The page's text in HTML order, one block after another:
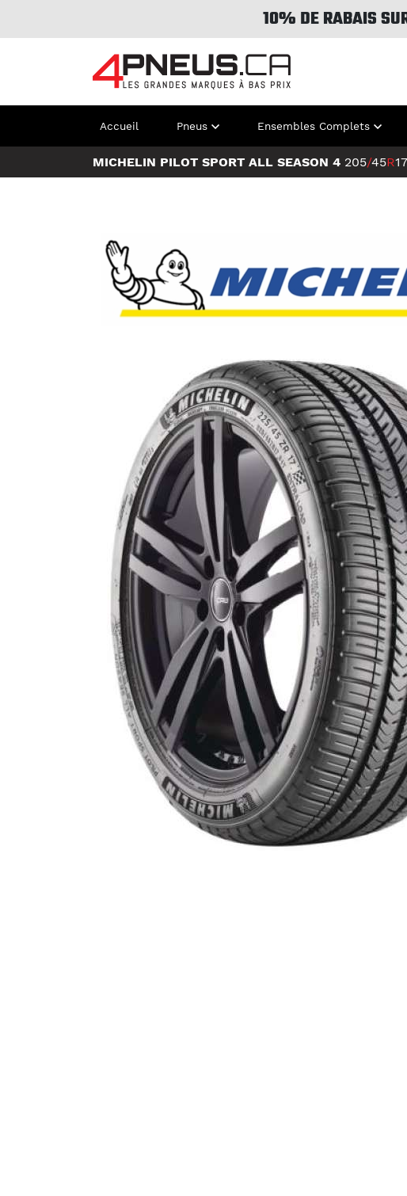
10% DE RABAIS
Accueil Pneus Ensembles Complets
MICHELIN PILOT SPORT ALL SEASON 4 205/45R17